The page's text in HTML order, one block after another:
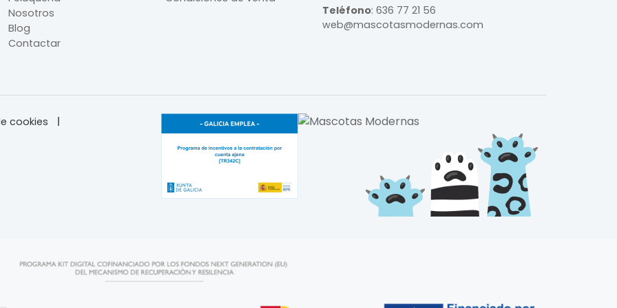
Nosotros
Blog
Contactar
Teléfono: 636 77 21 56
web@mascotasmodernas.com
cookies